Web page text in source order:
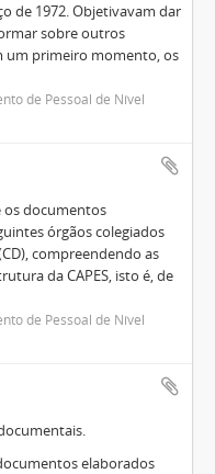
de 1972. Objetivavam dar
sobre outros
um primeiro momento, os
de Pessoal de Nível
documentos
órgãos colegiados
compreendendo as
da CAPES, isto é, de
de Pessoal de Nível
elaborados